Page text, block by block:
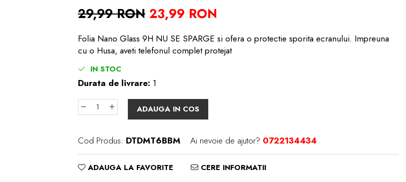
29,99 RON 23,99 RON
Folia Nano Glass 9H NU SE SPARGE si ofera o protectie sporita ecranului. Impreuna
cu o Husa, aveti telefonul complet protejat
IN STOC
Durata de livrare: 1
ADAUGA IN COS
Cod Produs: DTDMT6BBM Ai nevoie de ajutor? 0722134434
ADAUGA LA FAVORITE CERE INFORMATII